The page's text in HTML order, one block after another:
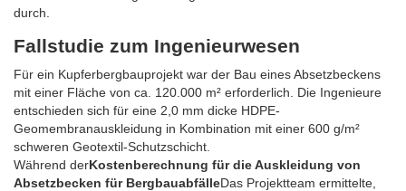
durch.
Fallstudie zum Ingenieurwesen
Für ein Kupferbergbauprojekt war der Bau eines Absetzbeckens
mit einer Fläche von ca. 120.000 m² erforderlich. Die Ingenieure
entschieden sich für eine 2,0 mm dicke HDPE-
Geomembranauskleidung in Kombination mit einer 600 g/m²
schweren Geotextil-Schutzschicht.
Während derKostenberechnung für die Auskleidung von
Absetzbecken für BergbauabfälleDas Projektteam ermittelte,